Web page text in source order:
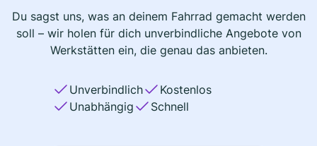
Du sagst uns, was an deinem Fahrrad gemacht werden
soll – wir holen für dich unverbindliche Angebote von
Werkstätten ein, die genau das anbieten.
Unverbindlich
Kostenlos
Unabhängig
Schnell